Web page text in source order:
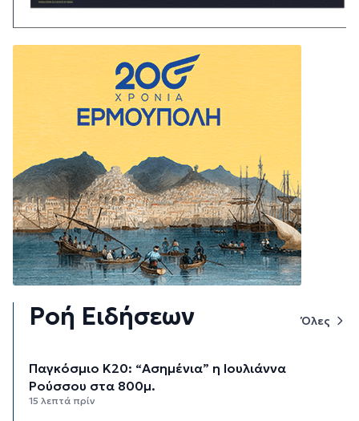
Ροή Ειδήσεων Όλες
Παγκόσμιο Κ20: “Ασημένια” η Ιουλιάννα
Ρούσσου στα 800μ.
15 λεπτά πρίν